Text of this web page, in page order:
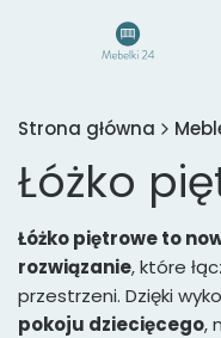
Strona główna
Łóżko
Łóżko piętrowe to
rozwiązanie, które
przestrzeni. Dzięki
pokoju dziecięcego,